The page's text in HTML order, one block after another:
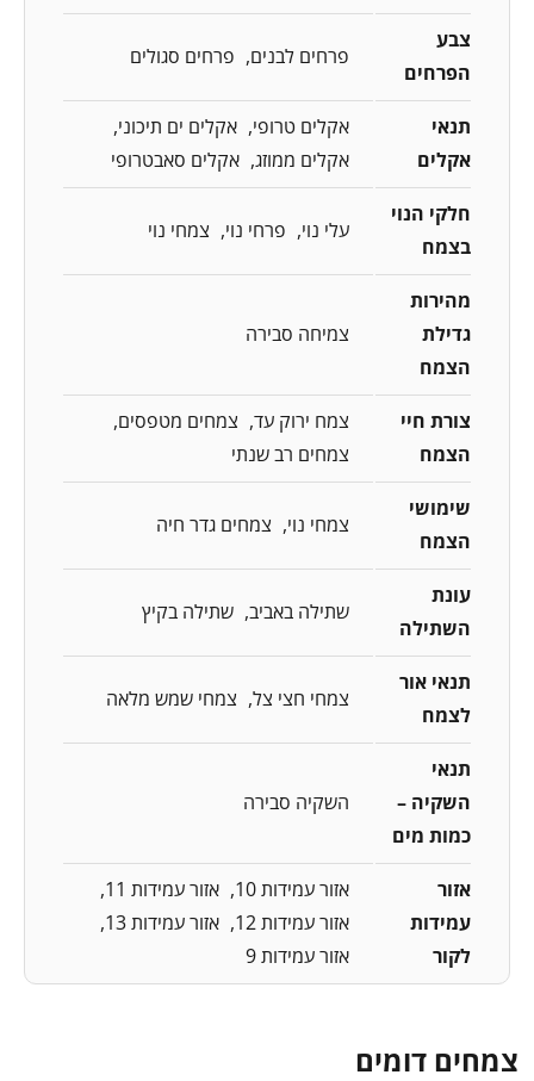
צבע
הפרחים
פרחים לבנים פרחים סגולים
תנאי
אקלים
אקלים טרופי
אקלים ים תיכוני
אקלים ממוזג אקלים סאבטרופי
חלקי הנוי
בצמח
עלי נוי פרחי נוי צמחי נוי
מהירות
גדילת
הצמח
צמיחה סבירה
צורת חיי
הצמח
צמח ירוק עד
צמחים מטפסים
צמחים רב שנתי
שימושי
הצמח
צמחי נוי צמחים גדר חיה
עונת
השתילה
שתילה באביב שתילה בקיץ
תנאי אור
לצמח
צמחי חצי צל צמחי שמש מלאה
תנאי
השקיה –
כמות מים
השקיה סבירה
אזור
עמידות
לקור
אזור עמידות 10
אזור עמידות 11
אזור עמידות 12
אזור עמידות 13
אזור עמידות 9
צמחים דומים